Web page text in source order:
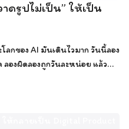
ดรูปไม่เป็น” ให้เป็น
ลกของ AI มันเดินไวมาก วันนี้ลอง
องผิดลองถูกวันละหน่อย แล้ว
ขายทั่วโลก มันไม่ได้ไกล